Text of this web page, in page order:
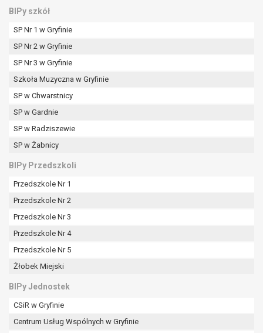
BIPy szkół
SP Nr 1 w Gryfinie
SP Nr 2 w Gryfinie
SP Nr 3 w Gryfinie
Szkoła Muzyczna w Gryfinie
SP w Chwarstnicy
SP w Gardnie
SP w Radziszewie
SP w Żabnicy
BIPy Przedszkoli
Przedszkole Nr 1
Przedszkole Nr 2
Przedszkole Nr 3
Przedszkole Nr 4
Przedszkole Nr 5
Żłobek Miejski
BIPy Jednostek
CSiR w Gryfinie
Centrum Usług Wspólnych w Gryfinie